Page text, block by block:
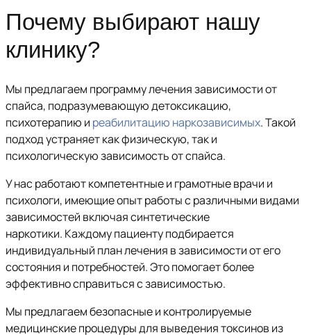
Почему выбирают нашу
клинику?
Мы предлагаем программу лечения зависимости от
спайса, подразумевающую детоксикацию,
психотерапию и реабилитацию наркозависимых. Такой
подход устраняет как физическую, так и
психологическую зависимость от спайса.
У нас работают компетентные и грамотные врачи и
психологи, имеющие опыт работы с различными видами
зависимостей включая синтетические
наркотики. Каждому пациенту подбирается
индивидуальный план лечения в зависимости от его
состояния и потребностей. Это помогает более
эффективно справиться с зависимостью.
Мы предлагаем безопасные и контролируемые
медицинские процедуры для выведения токсинов из